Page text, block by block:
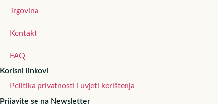
Trgovina
Kontakt
FAQ
Korisni linkovi
Politika privatnosti i uvjeti korištenja
Prijavite se na Newsletter